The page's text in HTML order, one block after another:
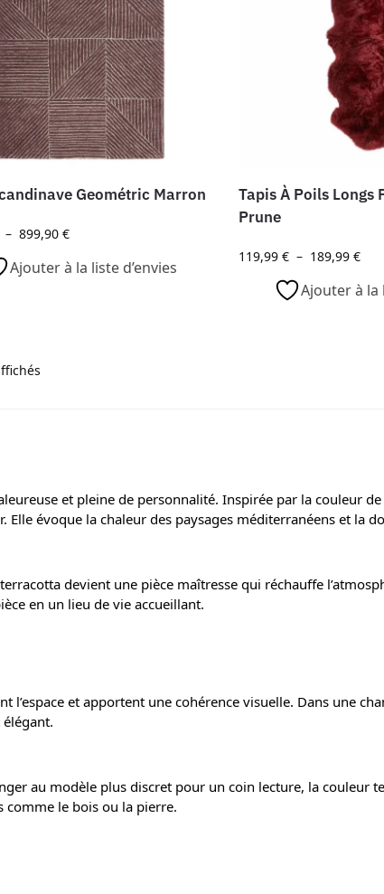
Geométric Marron
– 899,90€
Ajouter à la liste d’envies
Tapis À Poils Longs
Prune
119,99€ – 189,99€
Ajouter à la
et pleine de personnalité. Inspirée par la couleur
évoque la chaleur des paysages méditerranéens et la
devient une pièce maîtresse qui réchauffe
en un lieu de vie accueillant.
l’espace et apportent une cohérence visuelle. Dans une
au modèle plus discret pour un coin lecture, la couleur
comme le bois ou la pierre.